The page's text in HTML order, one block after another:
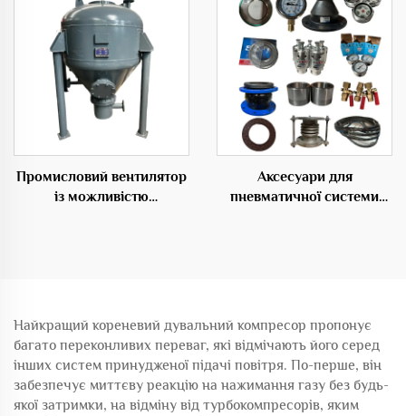
Промисловий вентилятор
із можливістю
Аксесуари для
пневматичної системи
Найкращий кореневий дувальний компресор пропонує
багато переконливих переваг, які відмічають його серед
інших систем принудженої підачі повітря. По-перше, він
забезпечує миттєву реакцію на нажимання газу без будь-
якої затримки, на відміну від турбокомпресорів, яким